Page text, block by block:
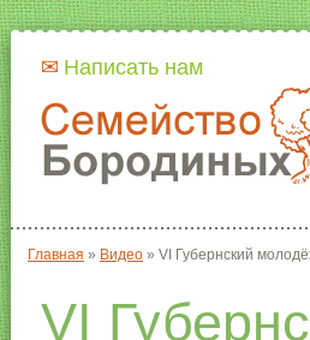
Написать нам
Вы здесь
Главная » Видео » VI Губернский
VI